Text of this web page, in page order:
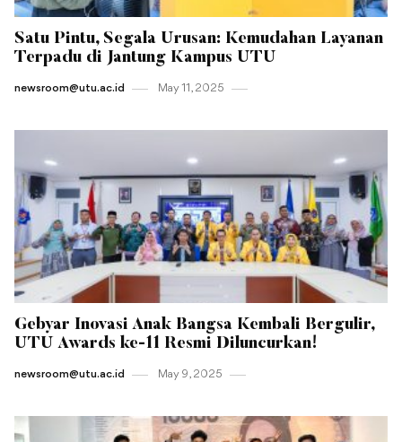
Satu Pintu, Segala Urusan: Kemudahan Layanan
Terpadu di Jantung Kampus UTU
newsroom@utu.ac.id May 11 , 2025
Gebyar Inovasi Anak Bangsa Kembali Bergulir,
UTU Awards ke-11 Resmi Diluncurkan!
newsroom@utu.ac.id May 9 , 2025